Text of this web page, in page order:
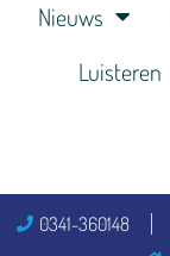
Nieuws
Luisteren
0341-360148